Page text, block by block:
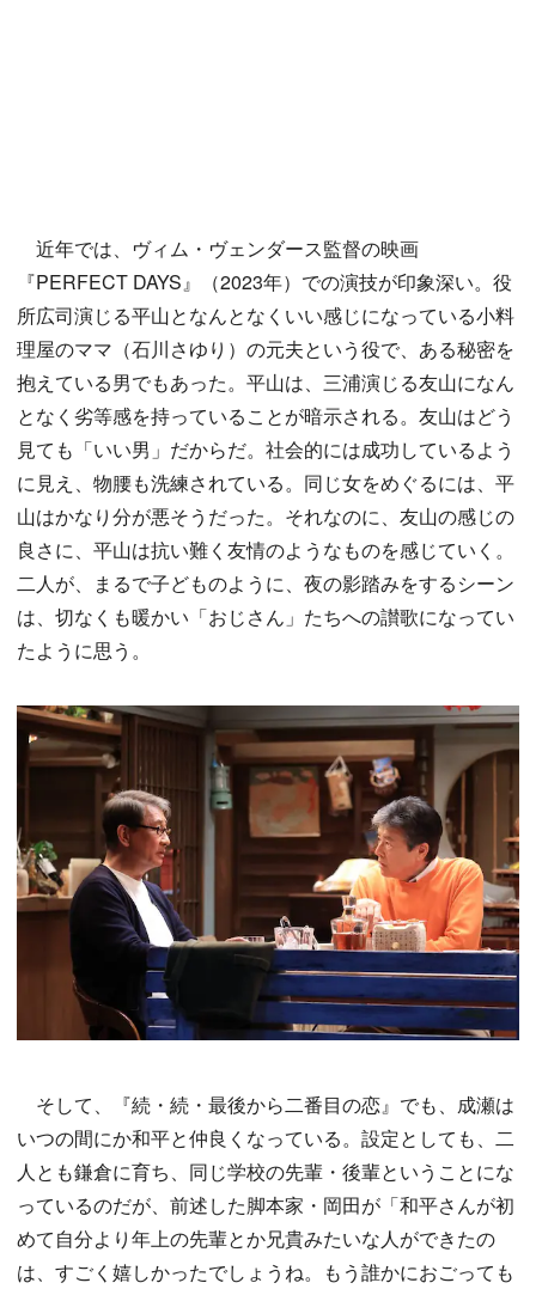
近年では、ヴィム・ヴェンダース監督の映画
『PERFECT DAYS』（2023年）での演技が印象深い。役
所広司演じる平山となんとなくいい感じになっている小料
理屋のママ（石川さゆり）の元夫という役で、ある秘密を
抱えている男でもあった。平山は、三浦演じる友山になん
となく劣等感を持っていることが暗示される。友山はどう
見ても「いい男」だからだ。社会的には成功しているよう
に見え、物腰も洗練されている。同じ女をめぐるには、平
山はかなり分が悪そうだった。それなのに、友山の感じの
良さに、平山は抗い難く友情のようなものを感じていく。
二人が、まるで子どものように、夜の影踏みをするシーン
は、切なくも暖かい「おじさん」たちへの讃歌になってい
たように思う。
そして、『続・続・最後から二番目の恋』でも、成瀬は
いつの間にか和平と仲良くなっている。設定としても、二
人とも鎌倉に育ち、同じ学校の先輩・後輩ということにな
っているのだが、前述した脚本家・岡田が「和平さんが初
めて自分より年上の先輩とか兄貴みたいな人ができたの
は、すごく嬉しかったでしょうね。もう誰かにおごっても